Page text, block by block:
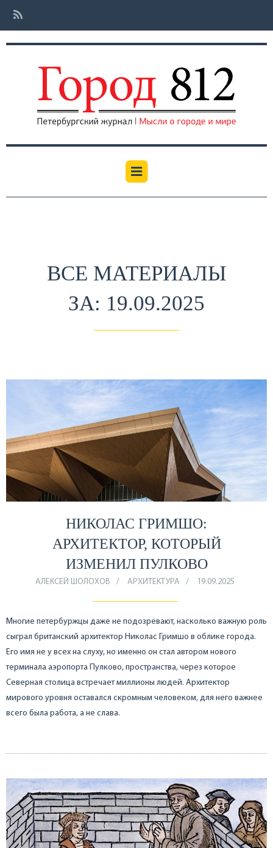
ВСЕ МАТЕРИАЛЫ
ЗА: 19.09.2025
НИКОЛАС ГРИМШО:
АРХИТЕКТОР, КОТОРЫЙ
ИЗМЕНИЛ ПУЛКОВО
АЛЕКСЕЙ ШОЛОХОВ АРХИТЕКТУРА 19.09.2025
Многие петербуржцы даже не подозревают, насколько важную роль
сыграл британский архитектор Николас Гримшо в облике города.
Его имя не у всех на слуху, но именно он стал автором нового
терминала аэропорта Пулково, пространства, через которое
Северная столица встречает миллионы людей. Архитектор
мирового уровня оставался скромным человеком, для него важнее
всего была работа, а не слава.